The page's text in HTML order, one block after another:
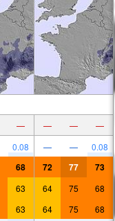
— — — —
0.08 — — 0.08
68 72 77 73
63 64 75 68
63 64 75 68